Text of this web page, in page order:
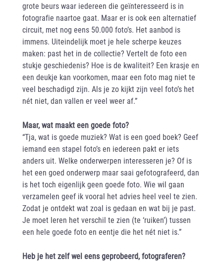
grote beurs waar iedereen die geïnteresseerd is in
fotografie naartoe gaat. Maar er is ook een alternatief
circuit, met nog eens 50.000 foto’s. Het aanbod is
immens. Uiteindelijk moet je hele scherpe keuzes
maken: past het in de collectie? Vertelt de foto een
stukje geschiedenis? Hoe is de kwaliteit? Een krasje en
een deukje kan voorkomen, maar een foto mag niet te
veel beschadigd zijn. Als je zo kijkt zijn veel foto’s het
nét niet, dan vallen er veel weer af.”
Maar, wat maakt een goede foto?
“Tja, wat is goede muziek? Wat is een goed boek? Geef
iemand een stapel foto’s en iedereen pakt er iets
anders uit. Welke onderwerpen interesseren je? Of is
het een goed onderwerp maar saai gefotografeerd, dan
is het toch eigenlijk geen goede foto. Wie wil gaan
verzamelen geef ik vooral het advies heel veel te zien.
Zodat je ontdekt wat zoal is gedaan en wat bij je past.
Je moet leren het verschil te zien (te ‘ruiken’) tussen
een hele goede foto en eentje die het nét niet is.”
Heb je het zelf wel eens geprobeerd, fotograferen?